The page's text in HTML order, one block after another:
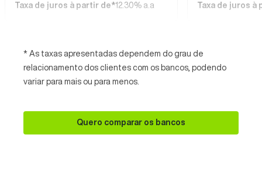
Taxa de juros à partir de*12.30% a.a Taxa de juros à
* As taxas apresentadas dependem do grau de
relacionamento dos clientes com os bancos, podendo
variar para mais ou para menos.
Quero comparar os bancos